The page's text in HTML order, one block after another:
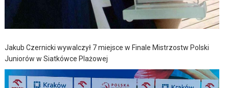
Jakub Czernicki wywalczył 7 miejsce w Finale Mistrzostw Polski
Juniorów w Siatkówce Plażowej